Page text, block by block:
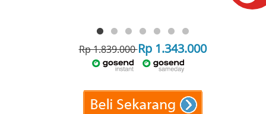
Rp 1.839.000Rp 1.343.000